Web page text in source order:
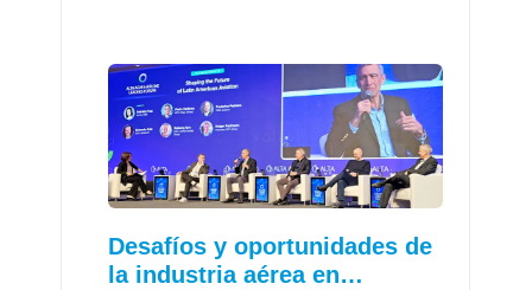
Desafíos y oportunidades de
la industria aérea en…